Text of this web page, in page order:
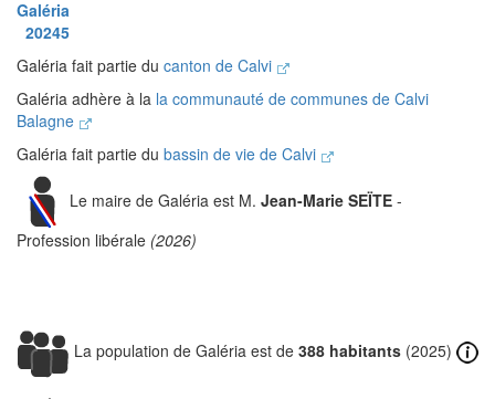
Galéria
20245
Galéria fait partie du canton de Calvi
Galéria adhère à la la communauté de communes de Calvi
Balagne
Galéria fait partie du bassin de vie de Calvi
Le maire de Galéria est M. Jean-Marie SEÏTE -
Profession libérale (2026)
La population de Galéria est de 388 habitants (2025)